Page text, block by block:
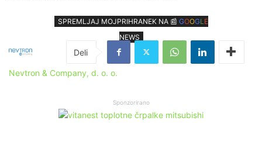
SPREMLJAJ MOJPRIHRANEK NA 📰 GOOGL E
NEWS
Nevtron & Company, d. o. o.
Sponzorirano